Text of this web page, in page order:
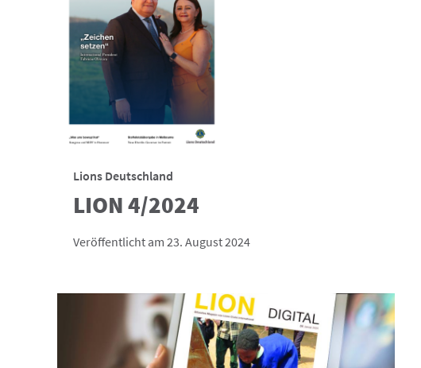
Lions Deutschland
LION 4/2024
Veröffentlicht am 23. August 2024